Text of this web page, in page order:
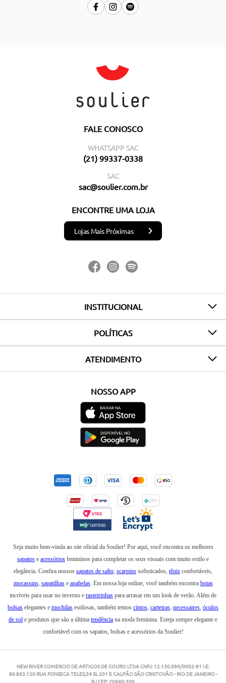
FALE CONOSCO
WHATSAPP SAC
(21) 99337-0338
SAC
sac@soulier.com.br
ENCONTRE UMA LOJA
Lojas Mais Próximas
INSTITUCIONAL
POLÍTICAS
ATENDIMENTO
NOSSO APP
Seja muito bem-vinda ao site oficial da Soulier! Por aqui, você encontra os melhores
sapatos e acessórios femininos para completar os seus visuais com muito estilo e
elegância. Confira nossos sapatos de salto, scarpins sofisticados, tênis confortáveis,
mocassins, sapatilhase anabelas. Em nossa loja online, você também encontra botas
incríveis para usar no inverno e rasteirinhas para arrasar em um look de verão. Além de
bolsas elegantes e mochilas estilosas, também temos cintos, carteiras, necessaires, óculos
de sol e produtos que são a última tendência na moda feminina. Esteja sempre elegante e
confortável com os sapatos, bolsas e acessórios da Soulier!
NEW RIVER COMERCIO DE ARTIGOS DE COURO LTDA CNPJ: 12.150.996/0002-81 I.E:
86.863.120 RUA FONSECA TELES,54 SL 201 E GALPÃO SÃO CRISTOVÃO - RIO DE JANEIRO -
RJ CEP: 20940-200